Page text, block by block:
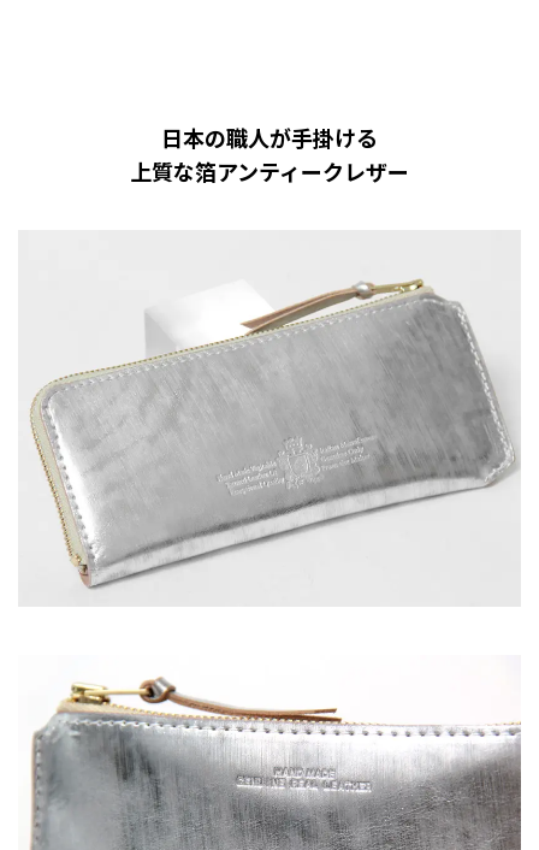
日本の職人が手掛ける
上質な箔アンティークレザー